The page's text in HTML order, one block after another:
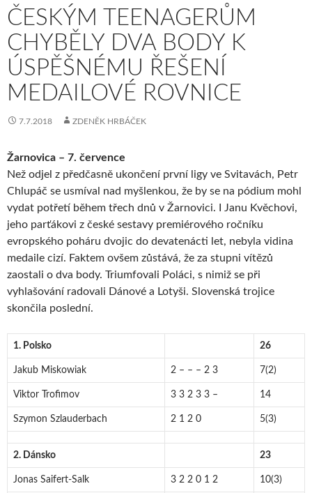
ČESKÝM TEENAGERŮM
CHYBĚLY DVA BODY K
ÚSPĚŠNÉMU ŘEŠENÍ
MEDAILOVÉ ROVNICE
7.7.2018 ZDENĚK HRBÁČEK
Žarnovica – 7. července
Než odjel z předčasně ukončení první ligy ve Svitavách, Petr
Chlupáč se usmíval nad myšlenkou, že by se na pódium mohl
vydat potřetí během třech dnů v Žarnovici. I Janu Kvěchovi,
jeho parťákovi z české sestavy premiérového ročníku
evropského poháru dvojic do devatenácti let, nebyla vidina
medaile cizí. Faktem ovšem zůstává, že za stupni vítězů
zaostali o dva body. Triumfovali Poláci, s nimiž se při
vyhlašování radovali Dánové a Lotyši. Slovenská trojice
skončila poslední.
1. Polsko 26
Jakub Miskowiak 2 – – – 2 3 7(2)
Viktor Trofimov 3 3 2 3 3 – 14
Szymon Szlauderbach 2 1 2 0 5(3)
2. Dánsko 23
Jonas Saifert-Salk 3 2 2 0 1 2 10(3)